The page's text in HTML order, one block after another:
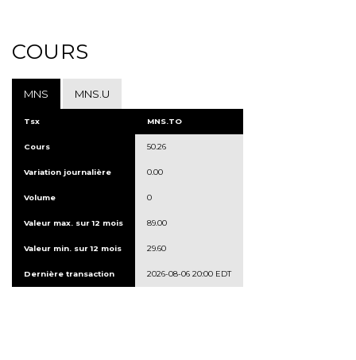
COURS
MNS MNS.U
Tsx MNS.TO
Cours 50.26
Variation journalière 0.00
Volume 0
Valeur max. sur 12 mois 89.00
Valeur min. sur 12 mois 29.60
Dernière transaction 2026-08-06 20:00 EDT